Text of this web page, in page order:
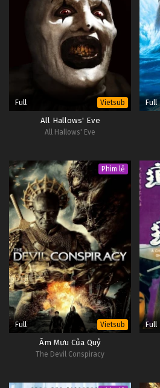
Full Vietsub
All Hallows' Eve
All Hallows' Eve
Full
Phim lẻ
Full Vietsub
Âm Mưu Của Quỷ
The Devil Conspiracy
Full